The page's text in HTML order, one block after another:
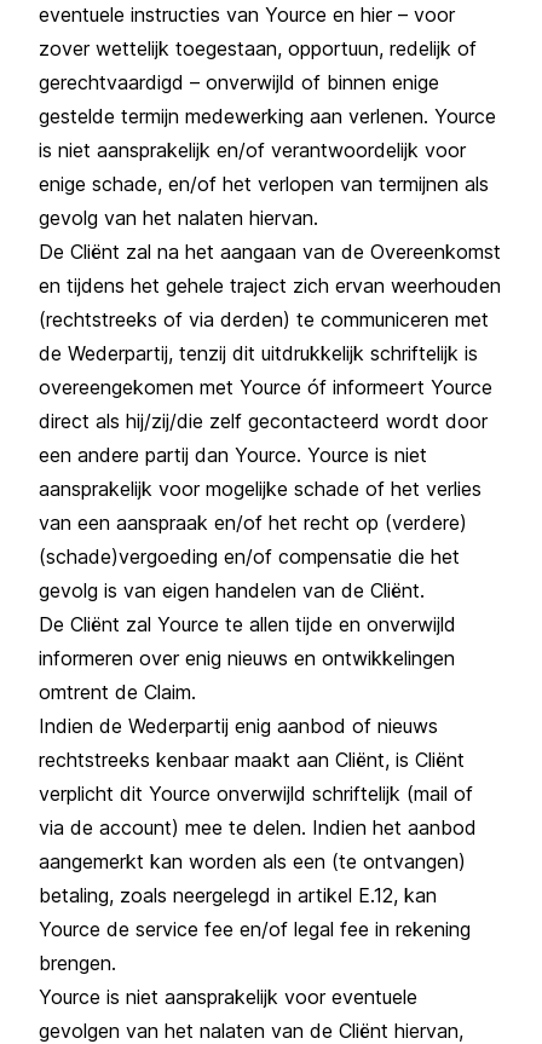
eventuele instructies van Yource en hier – voor
zover wettelijk toegestaan, opportuun, redelijk of
gerechtvaardigd – onverwijld of binnen enige
gestelde termijn medewerking aan verlenen. Yource
is niet aansprakelijk en/of verantwoordelijk voor
enige schade, en/of het verlopen van termijnen als
gevolg van het nalaten hiervan.
De Cliënt zal na het aangaan van de Overeenkomst
en tijdens het gehele traject zich ervan weerhouden
(rechtstreeks of via derden) te communiceren met
de Wederpartij, tenzij dit uitdrukkelijk schriftelijk is
overeengekomen met Yource óf informeert Yource
direct als hij/zij/die zelf gecontacteerd wordt door
een andere partij dan Yource. Yource is niet
aansprakelijk voor mogelijke schade of het verlies
van een aanspraak en/of het recht op (verdere)
(schade)vergoeding en/of compensatie die het
gevolg is van eigen handelen van de Cliënt.
De Cliënt zal Yource te allen tijde en onverwijld
informeren over enig nieuws en ontwikkelingen
omtrent de Claim.
Indien de Wederpartij enig aanbod of nieuws
rechtstreeks kenbaar maakt aan Cliënt, is Cliënt
verplicht dit Yource onverwijld schriftelijk (mail of
via de account) mee te delen. Indien het aanbod
aangemerkt kan worden als een (te ontvangen)
betaling, zoals neergelegd in artikel E.12, kan
Yource de service fee en/of legal fee in rekening
brengen.
Yource is niet aansprakelijk voor eventuele
gevolgen van het nalaten van de Cliënt hiervan,